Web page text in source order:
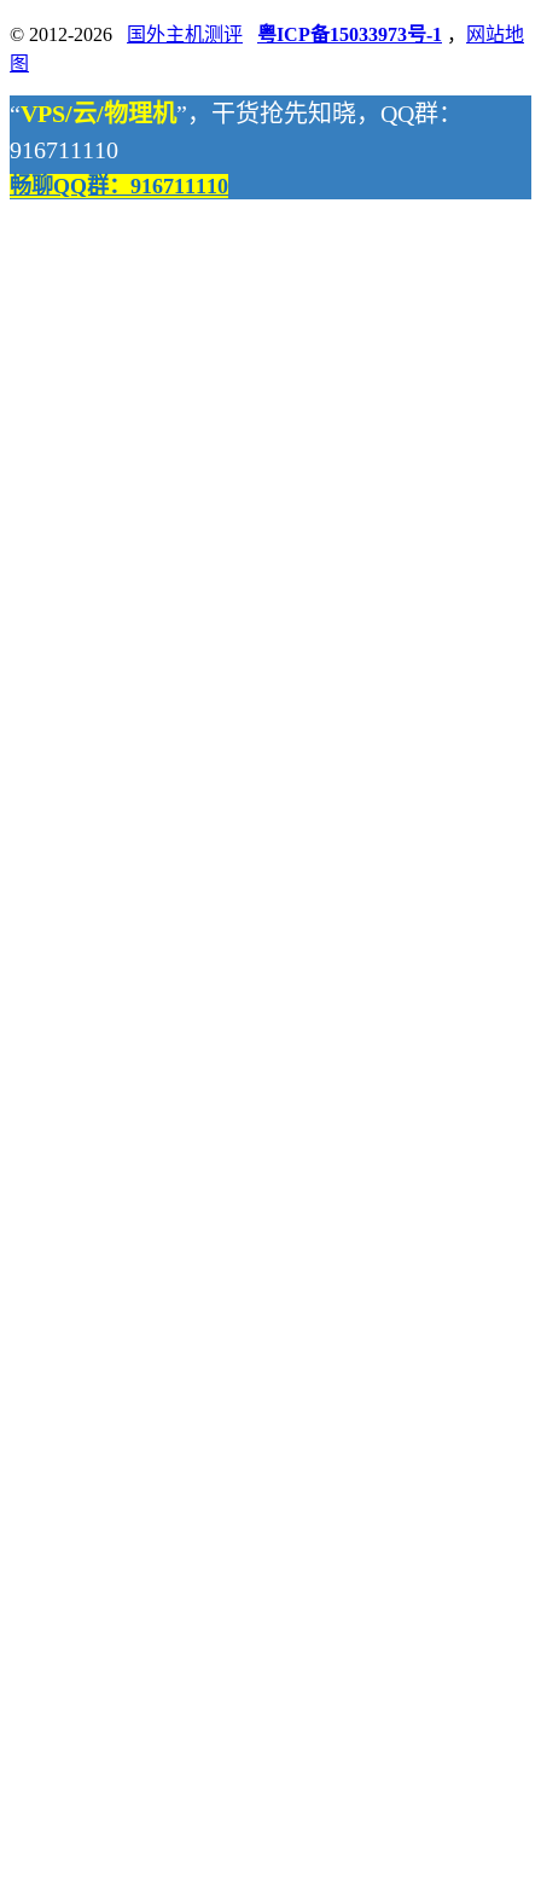
© 2012-2026 国外主机测评 粤ICP备15033973号-1 ，
网站地
图
“VPS/云/物理机”，干货抢先知晓，QQ群：
916711110
畅聊QQ群：916711110